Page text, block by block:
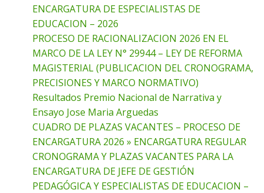
ENCARGATURA DE ESPECIALISTAS DE
EDUCACION – 2026
PROCESO DE RACIONALIZACION 2026 EN EL
MARCO DE LA LEY N° 29944 – LEY DE REFORMA
MAGISTERIAL (PUBLICACION DEL CRONOGRAMA,
PRECISIONES Y MARCO NORMATIVO)
Resultados Premio Nacional de Narrativa y
Ensayo Jose Maria Arguedas
CUADRO DE PLAZAS VACANTES – PROCESO DE
ENCARGATURA 2026 » ENCARGATURA REGULAR
CRONOGRAMA Y PLAZAS VACANTES PARA LA
ENCARGATURA DE JEFE DE GESTIÓN
PEDAGÓGICA Y ESPECIALISTAS DE EDUCACION –